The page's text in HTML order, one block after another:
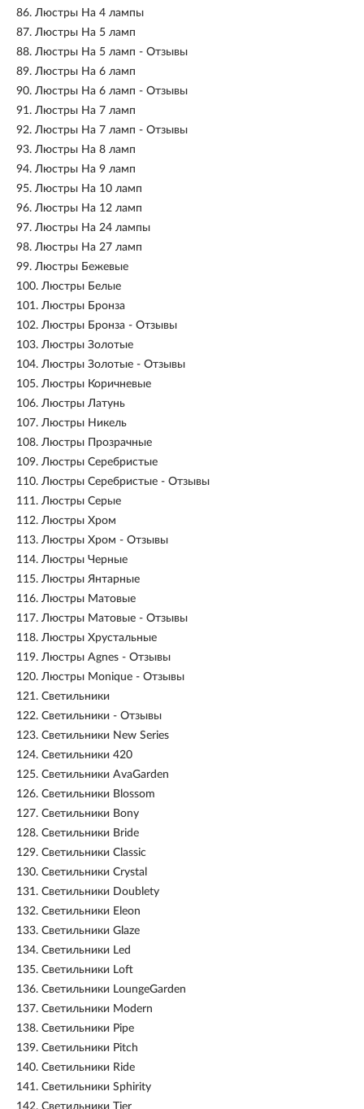
86. Люстры На 4 лампы
87. Люстры На 5 ламп
88. Люстры На 5 ламп - Отзывы
89. Люстры На 6 ламп
90. Люстры На 6 ламп - Отзывы
91. Люстры На 7 ламп
92. Люстры На 7 ламп - Отзывы
93. Люстры На 8 ламп
94. Люстры На 9 ламп
95. Люстры На 10 ламп
96. Люстры На 12 ламп
97. Люстры На 24 лампы
98. Люстры На 27 ламп
99. Люстры Бежевые
100. Люстры Белые
101. Люстры Бронза
102. Люстры Бронза - Отзывы
103. Люстры Золотые
104. Люстры Золотые - Отзывы
105. Люстры Коричневые
106. Люстры Латунь
107. Люстры Никель
108. Люстры Прозрачные
109. Люстры Серебристые
110. Люстры Серебристые - Отзывы
111. Люстры Серые
112. Люстры Хром
113. Люстры Хром - Отзывы
114. Люстры Черные
115. Люстры Янтарные
116. Люстры Матовые
117. Люстры Матовые - Отзывы
118. Люстры Хрустальные
119. Люстры Agnes - Отзывы
120. Люстры Monique - Отзывы
121. Светильники
122. Светильники - Отзывы
123. Светильники New Series
124. Светильники 420
125. Светильники AvaGarden
126. Светильники Blossom
127. Светильники Bony
128. Светильники Bride
129. Светильники Classic
130. Светильники Crystal
131. Светильники Doublety
132. Светильники Eleon
133. Светильники Glaze
134. Светильники Led
135. Светильники Loft
136. Светильники LoungeGarden
137. Светильники Modern
138. Светильники Pipe
139. Светильники Pitch
140. Светильники Ride
141. Светильники Sphirity
142. Светильники Tier